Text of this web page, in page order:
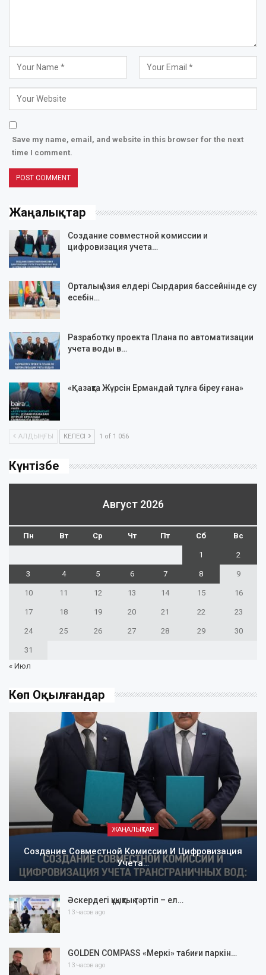
Save my name, email, and website in this browser for the next
time I comment.
Жаңалықтар
Создание совместной комиссии и
цифровизация учета…
Орталық Азия елдері Сырдария бассейнінде су
есебін…
Разработку проекта Плана по автоматизации
учета воды в…
«Қазақта Жүрсін Ермандай тұлға біреу ғана»
АЛДЫҢҒЫ КЕЛЕСІ 1 of 1 056
Күнтізбе
Август 2026
Пн Вт Ср Чт Пт Сб Вс
1 2
3 4 5 6 7 8 9
10 11 12 13 14 15 16
17 18 19 20 21 22 23
24 25 26 27 28 29 30
31
« Июл
Көп Оқылғандар
ЖАҢАЛЫҚТАР
Создание Совместной Комиссии И Цифровизация
Учета…
Әскердегі құқықтық тәртіп – ел…
13 часов ago
GOLDEN COMPASS «Меркі» табиғи паркін…
13 часов ago